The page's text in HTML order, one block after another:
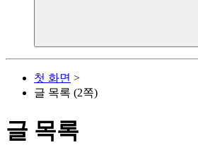
첫 화면 >
글 목록 (2쪽)
글 목록